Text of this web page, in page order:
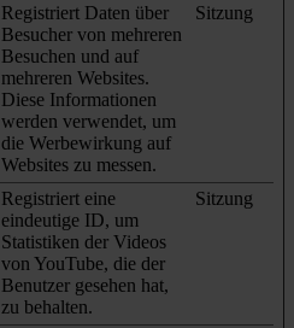
Registriert Daten über
Besucher von mehreren
Besuchen und auf
mehreren Websites.
Diese Informationen
werden verwendet, um
die Werbewirkung auf
Websites zu messen.
Sitzung
Registriert eine
eindeutige ID, um
Statistiken der Videos
von YouTube, die der
Benutzer gesehen hat,
zu behalten.
Sitzung